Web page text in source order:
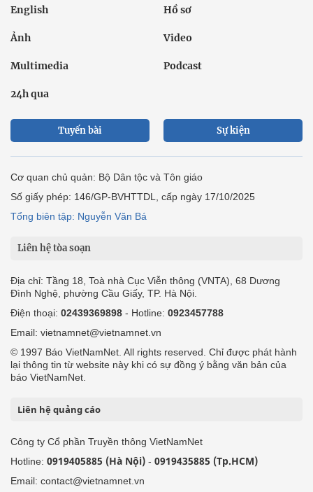
English Hồ sơ
Ảnh Video
Multimedia Podcast
24h qua
Tuyến bài Sự kiện
Cơ quan chủ quản: Bộ Dân tộc và Tôn giáo
Số giấy phép: 146/GP-BVHTTDL, cấp ngày 17/10/2025
Tổng biên tập: Nguyễn Văn Bá
Liên hệ tòa soạn
Địa chỉ: Tầng 18, Toà nhà Cục Viễn thông (VNTA), 68 Dương
Đình Nghệ, phường Cầu Giấy, TP. Hà Nội.
Điện thoại: 02439369898 - Hotline: 0923457788
Email: vietnamnet@vietnamnet.vn
© 1997 Báo VietNamNet. All rights reserved. Chỉ được phát hành
lại thông tin từ website này khi có sự đồng ý bằng văn bản của
báo VietNamNet.
Liên hệ quảng cáo
Công ty Cổ phần Truyền thông VietNamNet
Hotline: 0919405885 (Hà Nội) - 0919435885 (Tp.HCM)
Email: contact@vietnamnet.vn